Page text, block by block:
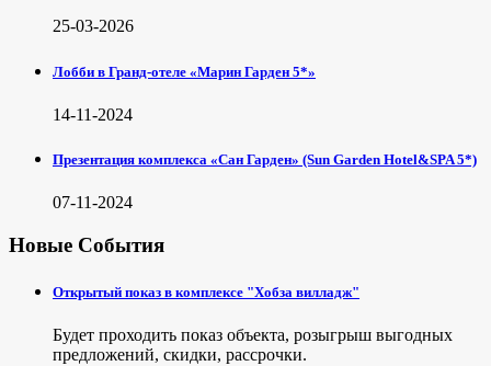
25-03-2026
Лобби в Гранд-отеле «Марин Гарден 5*»
14-11-2024
Презентация комплекса «Сан Гарден» (Sun Garden Hotel&SPA 5*)
07-11-2024
Новые События
Открытый показ в комплексе "Хобза вилладж"
Будет проходить показ объекта, розыгрыш выгодных
предложений, скидки, рассрочки.